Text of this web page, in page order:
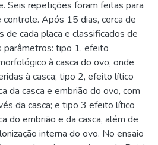
Seis repetições foram feitas para
Após 15 dias, cerca de
de cada placa e classificados de
parâmetros: tipo 1, efeito
à casca do ovo, onde
à casca; tipo 2, efeito lítico
da casca e embrião do ovo, com
da casca; e tipo 3 efeito lítico
do embrião e da casca, além de
interna do ovo. No ensaio